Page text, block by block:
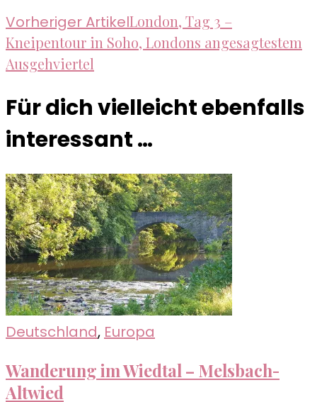
Beitragsnavigation
Vorheriger ArtikelLondon, Tag 3 –
Kneipentour in Soho, Londons angesagtestem
Ausgehviertel
Für dich vielleicht ebenfalls
interessant …
Deutschland, Europa
Wanderung im Wiedtal – Melsbach-
Altwied